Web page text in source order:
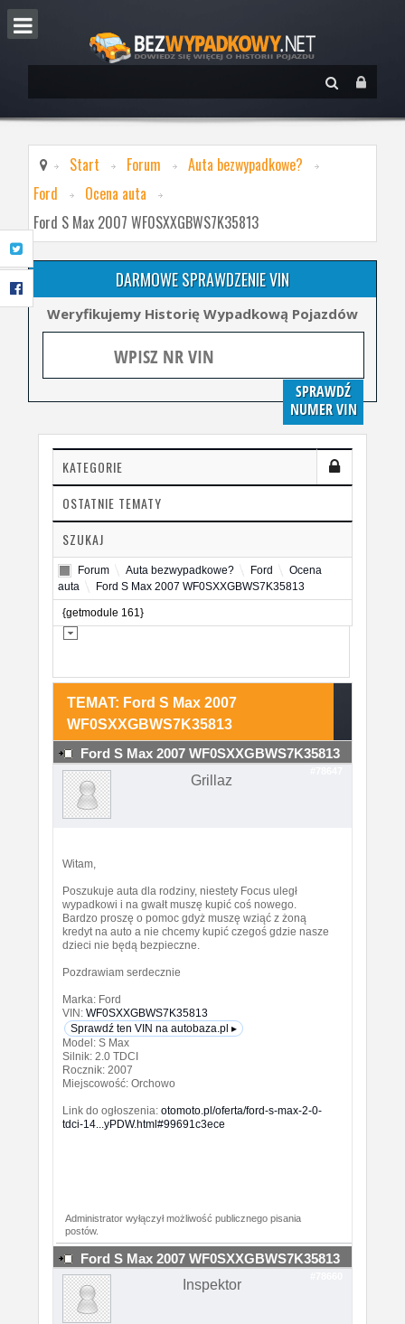
Start Forum
Auta bezwypadkowe?
Ford
Ocena auta
Ford S Max 2007 WF0SXXGBWS7K35813
DARMOWE SPRAWDZENIE VIN
Weryfikujemy Historię Wypadkową Pojazdów
SPRAWDŹ
NUMER VIN
KATEGORIE
OSTATNIE TEMATY
SZUKAJ
Forum Auta bezwypadkowe? Ford
Ocena
auta
Ford S Max 2007 WF0SXXGBWS7K35813
{getmodule 161}
TEMAT: Ford S Max 2007
WF0SXXGBWS7K35813
Ford S Max 2007 WF0SXXGBWS7K35813
Grillaz
Witam,
Poszukuje auta dla rodziny, niestety Focus uległ
wypadkowi i na gwałt muszę kupić coś nowego.
Bardzo proszę o pomoc gdyż muszę wziąć z żoną
kredyt na auto a nie chcemy kupić czegoś gdzie nasze
dzieci nie będą bezpieczne.
Pozdrawiam serdecznie
Marka: Ford
VIN: WF0SXXGBWS7K35813
Sprawdź ten VIN na autobaza.pl ▸
Model: S Max
Silnik: 2.0 TDCI
Rocznik: 2007
Miejscowość: Orchowo
Link do ogłoszenia: otomoto.pl/oferta/ford-s-max-2-0-
tdci-14...yPDW.html#99691c3ece
Administrator wyłączył możliwość publicznego pisania
postów.
Ford S Max 2007 WF0SXXGBWS7K35813
Inspektor